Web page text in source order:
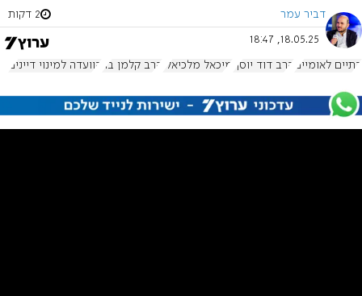
דביר עמר 2 דקות
18.05.25, 18:47
דתיים לאומיים הרב דוד יוסף מיכאל מלכיאלי הרב קלמן בר הוועדה למינוי דיינים